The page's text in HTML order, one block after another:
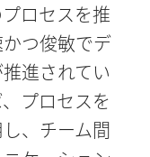
ロセスを推
つ俊敏でデ
進されてい
プロセスを
、チーム間